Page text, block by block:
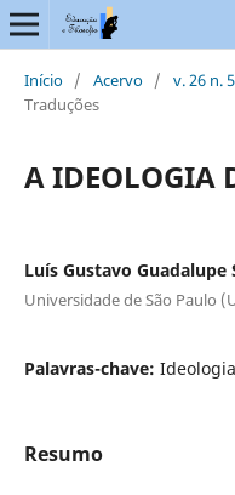
Início / Acervo / v. 26 n.
Traduções
A IDEOLOGIA
Luís Gustavo Guadalupe
Universidade de São Paulo
Palavras-chave:
Resumo